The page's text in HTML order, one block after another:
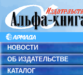
НОВОСТИ
ОБ ИЗДАТЕЛЬСТВЕ
КАТАЛОГ